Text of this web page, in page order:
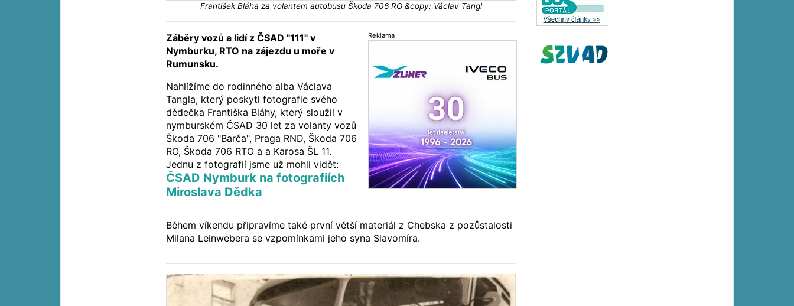
František Bláha za volantem autobusu Škoda 706 RO &copy; Václav Tangl
Reklama
Záběry vozů a lidí z ČSAD "111" v
Nymburku, RTO na zájezdu u moře v
Rumunsku.
Nahlížíme do rodinného alba Václava
Tangla, který poskytl fotografie svého
dědečka Františka Bláhy, který sloužil v
nymburském ČSAD 30 let za volanty vozů
Škoda 706 "Barča", Praga RND, Škoda 706
RO, Škoda 706 RTO a a Karosa ŠL 11.
Jednu z fotografií jsme už mohli vidět:
ČSAD Nymburk na fotografiích
Miroslava Dědka
Během víkendu připravíme také první větší materiál z Chebska z pozůstalosti
Milana Leinwebera se vzpomínkami jeho syna Slavomíra.